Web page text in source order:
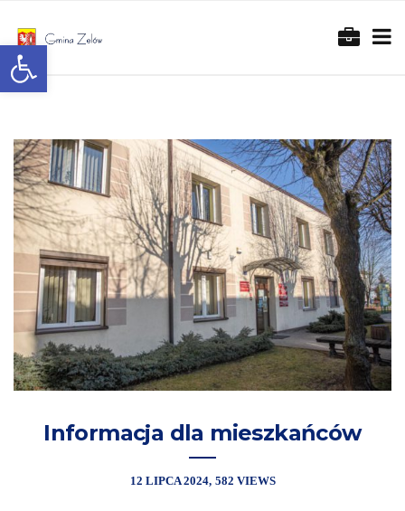
Otwórz pasek narzędzi
Informacja dla mieszkańców
12 LIPCA 2024 582 VIEWS